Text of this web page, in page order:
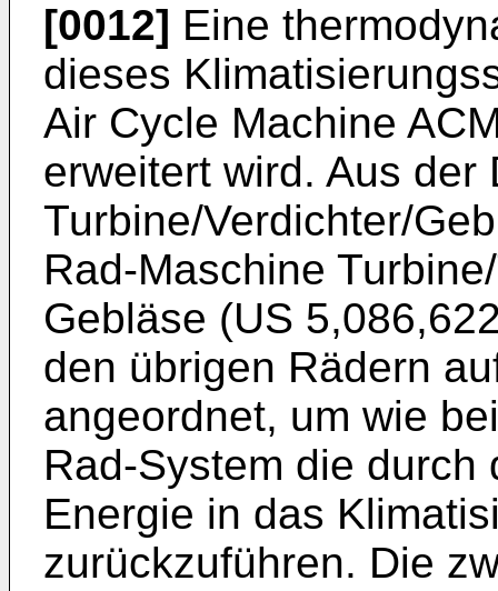
[0012] Eine
dieses
Air Cycle Machine
erweitert wird. Aus der
Turbine/Verdichter/
Rad-Maschine
Gebläse (US
den übrigen Rädern
angeordnet, um wie
Rad-System die durch
Energie in das
zurückzuführen. Die